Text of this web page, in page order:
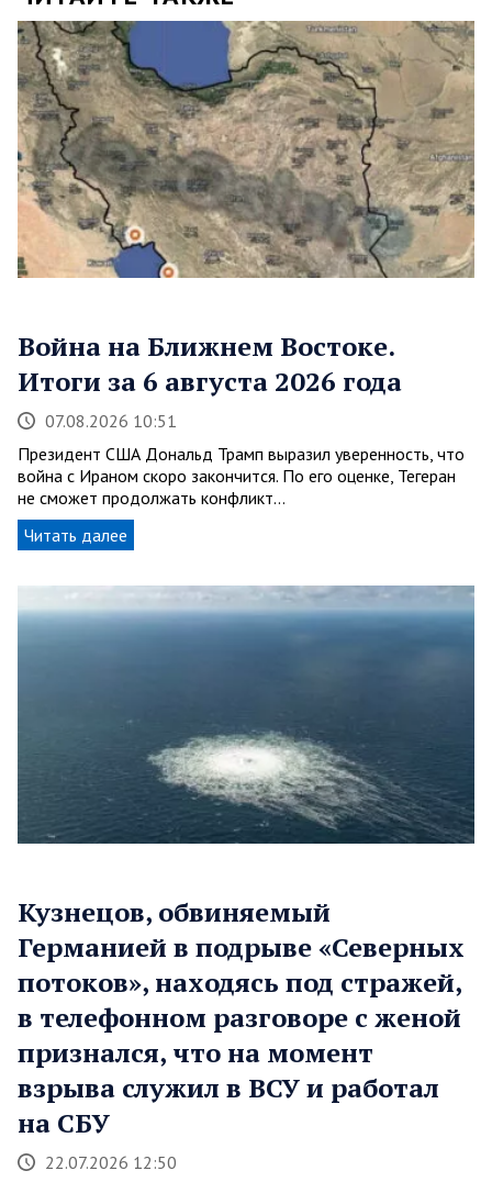
Война на Ближнем Востоке.
Итоги за 6 августа 2026 года
07.08.2026 10:51
Президент США Дональд Трамп выразил уверенность, что
война с Ираном скоро закончится. По его оценке, Тегеран
не сможет продолжать конфликт…
Читать далее
Кузнецов, обвиняемый
Германией в подрыве «Северных
потоков», находясь под стражей,
в телефонном разговоре с женой
признался, что на момент
взрыва служил в ВСУ и работал
на СБУ
22.07.2026 12:50